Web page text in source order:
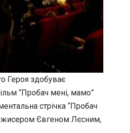
Героя здобуває
“Пробач мені, мамо”
стрічка “Пробач
Євгеном Лєсним,